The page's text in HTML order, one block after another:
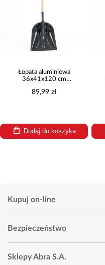
Łopata aluminiowa
36x41x120 cm
89,99 zł
Dodaj do koszyka
Kupuj on-line
Bezpieczeństwo
Sklepy Abra S.A.